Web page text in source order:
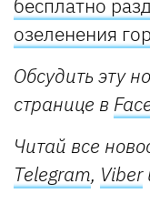
бесплатно
озеленения
Обсудить эту
странице в
Читай все
Telegram, Viber